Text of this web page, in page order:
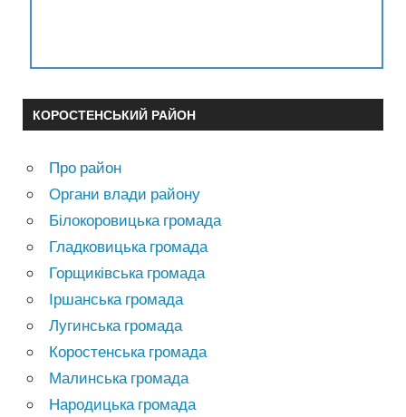
КОРОСТЕНСЬКИЙ РАЙОН
Про район
Органи влади району
Білокоровицька громада
Гладковицька громада
Горщиківська громада
Іршанська громада
Лугинська громада
Коростенська громада
Малинська громада
Народицька громада